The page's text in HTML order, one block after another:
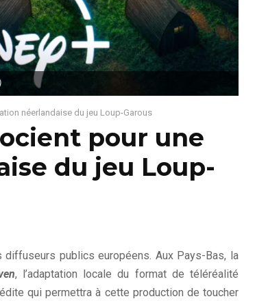
néerlandaise du jeu Loup-Garous
pour une
du jeu Loup-
publics européens. Aux Pays-Bas, la
, l’adaptation locale du format de téléréalité
qui permettra à cette production de toucher